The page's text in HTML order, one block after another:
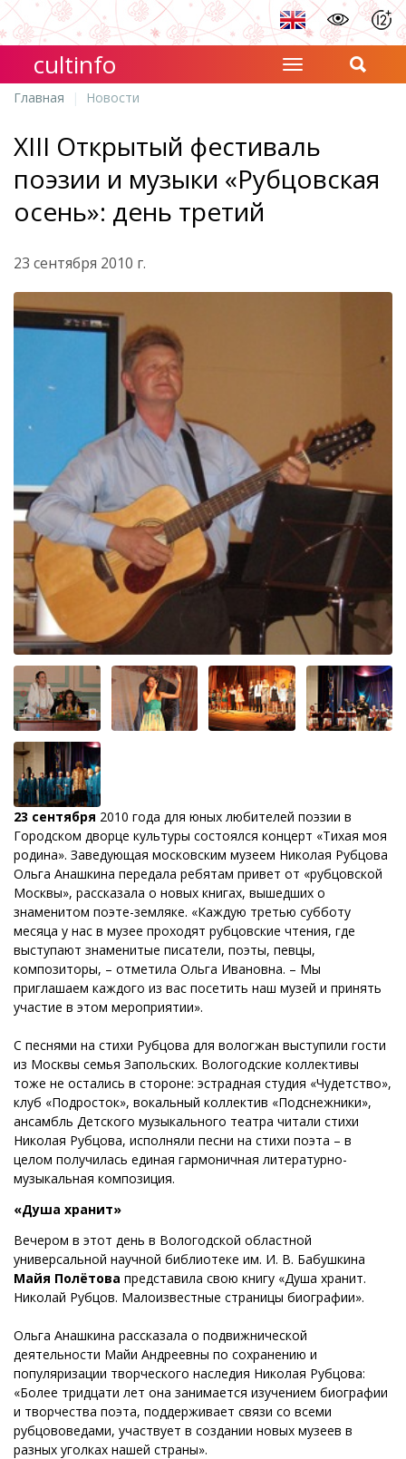
cultinfo
Главная Новости
XIII Открытый фестиваль
поэзии и музыки «Рубцовская
осень»: день третий
23 сентября 2010 г.
23 сентября 2010 года для юных любителей поэзии в
Городском дворце культуры состоялся концерт «Тихая моя
родина». Заведующая московским музеем Николая Рубцова
Ольга Анашкина передала ребятам привет от «рубцовской
Москвы», рассказала о новых книгах, вышедших о
знаменитом поэте-земляке. «Каждую третью субботу
месяца у нас в музее проходят рубцовские чтения, где
выступают знаменитые писатели, поэты, певцы,
композиторы, – отметила Ольга Ивановна. – Мы
приглашаем каждого из вас посетить наш музей и принять
участие в этом мероприятии».
С песнями на стихи Рубцова для вологжан выступили гости
из Москвы семья Запольских. Вологодские коллективы
тоже не остались в стороне: эстрадная студия «Чудетство»,
клуб «Подросток», вокальный коллектив «Подснежники»,
ансамбль Детского музыкального театра читали стихи
Николая Рубцова, исполняли песни на стихи поэта – в
целом получилась единая гармоничная литературно-
музыкальная композиция.
«Душа хранит»
Вечером в этот день в Вологодской областной
универсальной научной библиотеке им. И. В. Бабушкина
Майя Полётова представила свою книгу «Душа хранит.
Николай Рубцов. Малоизвестные страницы биографии».
Ольга Анашкина рассказала о подвижнической
деятельности Майи Андреевны по сохранению и
популяризации творческого наследия Николая Рубцова:
«Более тридцати лет она занимается изучением биографии
и творчества поэта, поддерживает связи со всеми
рубцововедами, участвует в создании новых музеев в
разных уголках нашей страны».